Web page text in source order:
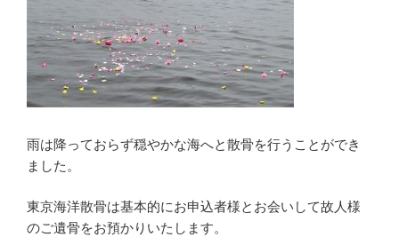
雨は降っておらず穏やかな海へと散骨を行うことができ
ました。
東京海洋散骨は基本的にお申込者様とお会いして故人様
のご遺骨をお預かりいたします。